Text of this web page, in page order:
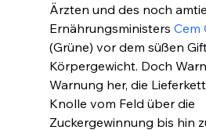
Ärzten und des noch
Ernährungsministers Cem
(Grüne) vor dem süßen
Körpergewicht. Doch
Warnung her, die
Knolle vom Feld über die
Zuckergewinnung bis hin